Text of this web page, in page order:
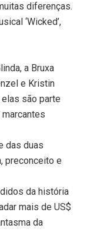
diferenças.
‘Wicked’,
a Bruxa
e Kristin
são parte
das duas
preconceito e
da história
mais de US$
da